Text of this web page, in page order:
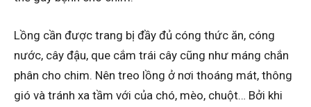
Lồng cần được trang bị đầy đủ cóng thức ăn, cóng
nước, cây đậu, que cắm trái cây cũng như máng chắn
phân cho chim. Nên treo lồng ở nơi thoáng mát, thông
gió và tránh xa tầm với của chó, mèo, chuột… Bởi khi